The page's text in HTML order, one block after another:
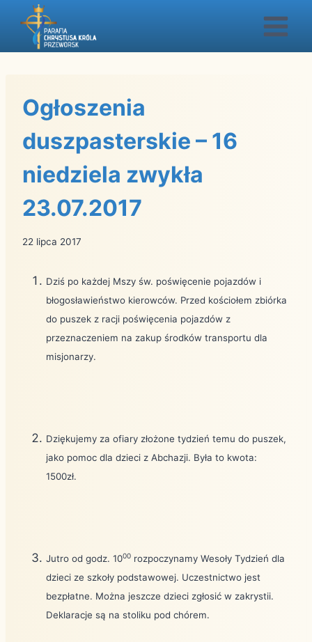
Przejdź
Ogłoszenia
duszpasterskie – 16
niedziela zwykła
23.07.2017
22 lipca 2017
Dziś po każdej Mszy św. poświęcenie pojazdów i
błogosławieństwo kierowców. Przed kościołem zbiórka
do puszek z racji poświęcenia pojazdów z
przeznaczeniem na zakup środków transportu dla
misjonarzy.
Dziękujemy za ofiary złożone tydzień temu do puszek,
jako pomoc dla dzieci z Abchazji. Była to kwota:
1500zł.
Jutro od godz. 1000 rozpoczynamy Wesoły Tydzień dla
dzieci ze szkoły podstawowej. Uczestnictwo jest
bezpłatne. Można jeszcze dzieci zgłosić w zakrystii.
Deklaracje są na stoliku pod chórem.